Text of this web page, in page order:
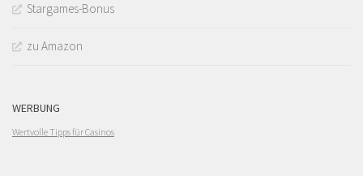
Stargames-Bonus
zu Amazon
WERBUNG
Wertvolle Tipps für Casinos